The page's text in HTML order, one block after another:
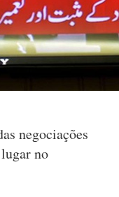
negociações
no